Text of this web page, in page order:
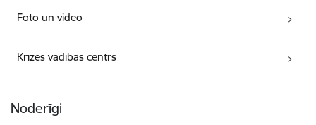
Foto un video
Krīzes vadības centrs
Noderīgi